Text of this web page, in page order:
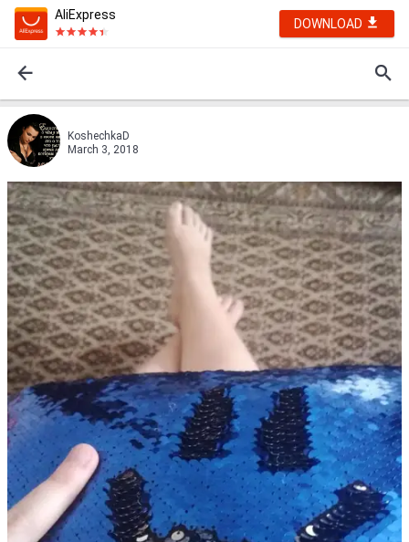
AliExpress
DOWNLOAD
KoshechkaD
March 3, 2018